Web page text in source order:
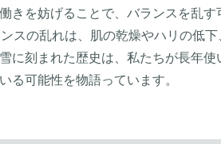
きを妨げることで、バランスを乱す
スの乱れは、肌の乾燥やハリの低
に刻まれた歴史は、私たちが長年
る可能性を物語っています。